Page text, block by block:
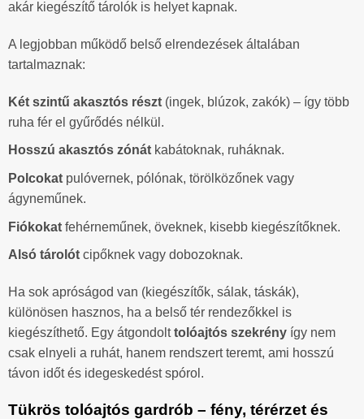
akár kiegészítő tárolók is helyet kapnak.
A legjobban működő belső elrendezések általában
tartalmaznak:
Két szintű akasztós részt (ingek, blúzok, zakók) – így több
ruha fér el gyűrődés nélkül.
Hosszú akasztós zónát kabátoknak, ruháknak.
Polcokat pulóvernek, pólónak, törölközőnek vagy
ágyneműnek.
Fiókokat fehérneműnek, öveknek, kisebb kiegészítőknek.
Alsó tárolót cipőknek vagy dobozoknak.
Ha sok apróságod van (kiegészítők, sálak, táskák),
különösen hasznos, ha a belső tér rendezőkkel is
kiegészíthető. Egy átgondolttolóajtós szekrény így nem
csak elnyeli a ruhát, hanem rendszert teremt, ami hosszú
távon időt és idegeskedést spórol.
Tükrös tolóajtós gardrób – fény, térérzet és